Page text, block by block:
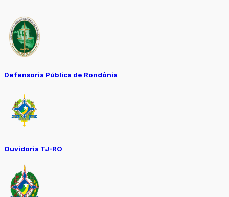
Defensoria Pública de Rondônia
Ouvidoria TJ-RO